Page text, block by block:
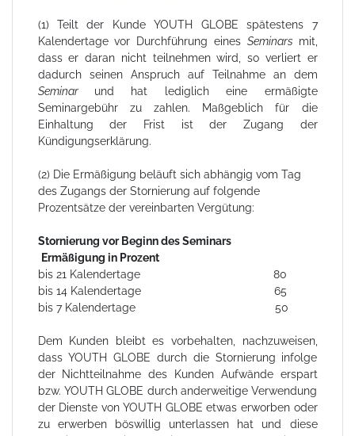
(1) Teilt der Kunde YOUTH GLOBE spätestens 7
Kalendertage vor Durchführung eines Seminars mit,
dass er daran nicht teilnehmen wird, so verliert er
dadurch seinen Anspruch auf Teilnahme an dem
Seminar und hat lediglich eine ermäßigte
Seminargebühr zu zahlen. Maßgeblich für die
Einhaltung der Frist ist der Zugang der
Kündigungserklärung.
(2) Die Ermäßigung beläuft sich abhängig vom Tag
des Zugangs der Stornierung auf folgende
Prozentsätze der vereinbarten Vergütung:
Stornierung vor Beginn des Seminars
Ermäßigung in Prozent
bis 21 Kalendertage 80
bis 14 Kalendertage 65
bis 7 Kalendertage 50
Dem Kunden bleibt es vorbehalten, nachzuweisen,
dass YOUTH GLOBE durch die Stornierung infolge
der Nichtteilnahme des Kunden Aufwände erspart
bzw. YOUTH GLOBE durch anderweitige Verwendung
der Dienste von YOUTH GLOBE etwas erworben oder
zu erwerben böswillig unterlassen hat und diese